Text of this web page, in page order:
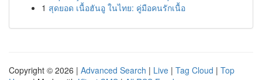
1 สุดยอด เนื้อฮันอู ในไทย: คู่มือคนรักเนื้อ
Copyright © 2026 | Advanced Search | Live | Tag Cloud | Top